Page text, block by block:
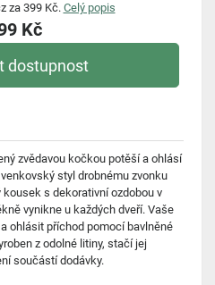
za 399 Kč.Celý popis
Kč
dostupnost
zvědavou kočkou potěší a ohlásí
styl drobnému zvonku
s dekorativní ozdobou v
vynikne u každých dveří. Vaše
ohlásit příchod pomocí bavlněné
z odolné litiny, stačí jej
součástí dodávky.